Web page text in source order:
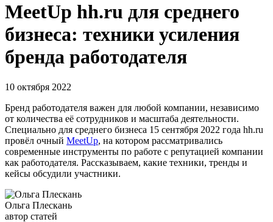
MeetUp hh.ru для среднего
бизнеса: техники усиления
бренда работодателя
10 октября 2022
Бренд работодателя важен для любой компании, независимо
от количества её сотрудников и масштаба деятельности.
Специально для среднего бизнеса 15 сентября 2022 года hh.ru
провёл очный MeetUp, на котором рассматривались
современные инструменты по работе с репутацией компании
как работодателя. Рассказываем, какие техники, тренды и
кейсы обсудили участники.
Ольга Плескань
автор статей